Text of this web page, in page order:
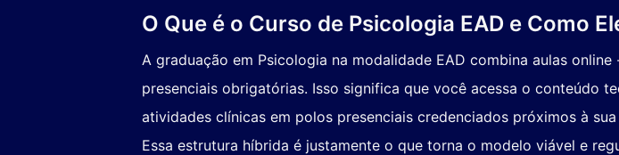
O Que é o Curso de Psicologia EAD e Como
A graduação em Psicologia na modalidade EAD combina aulas
presenciais obrigatórias. Isso significa que você acessa o conteúdo
atividades clínicas em polos presenciais credenciados próximos à
Essa estrutura híbrida é justamente o que torna o modelo viável e